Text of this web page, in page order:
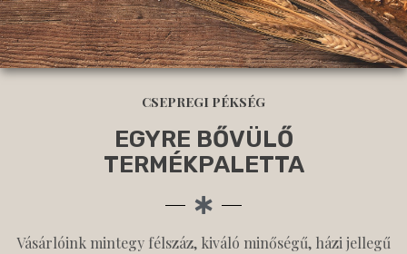
CSEPREGI PÉKSÉG
EGYRE BŐVÜLŐ
TERMÉKPALETTA
Vásárlóink mintegy félszáz, kiváló minőségű, házi jellegű